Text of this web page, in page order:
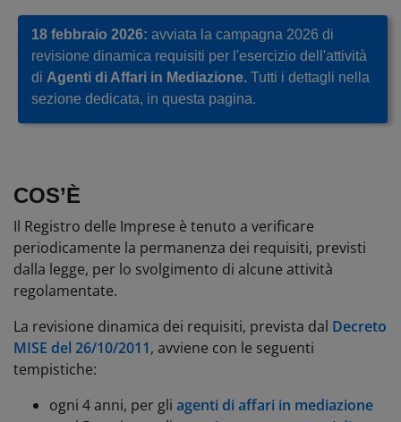
18 febbraio 2026: avviata la campagna 2026 di
revisione dinamica requisiti per l'esercizio dell'attività
di Agenti di Affari in Mediazione. Tutti i dettagli nella
sezione dedicata, in questa pagina.
COS’È
Il Registro delle Imprese è tenuto a verificare
periodicamente la permanenza dei requisiti, previsti
dalla legge, per lo svolgimento di alcune attività
regolamentate.
La revisione dinamica dei requisiti, prevista dal Decreto
MISE del 26/10/2011, avviene con le seguenti
tempistiche:
ogni 4 anni, per gli agenti di affari in mediazione